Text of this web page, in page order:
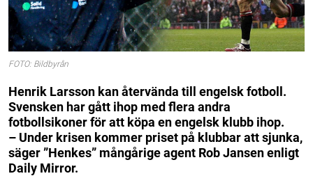
FOTO: Bildbyrån
Henrik Larsson kan återvända till engelsk fotboll.
Svensken har gått ihop med flera andra
fotbollsikoner för att köpa en engelsk klubb ihop.
– Under krisen kommer priset på klubbar att sjunka,
säger ”Henkes” mångårige agent Rob Jansen enligt
Daily Mirror.